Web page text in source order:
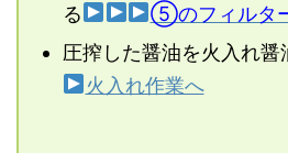
る
⑤のフィルタ
圧搾した醤油を火入れ醤
火入れ作業へ